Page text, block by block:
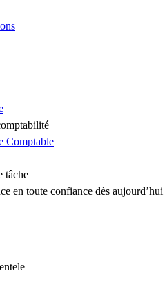
Comptable
tâche
en toute confiance dès aujourd’hui